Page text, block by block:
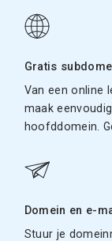
Gratis
Van een online
maak
hoofddomein.
Domein en e-
Stuur je